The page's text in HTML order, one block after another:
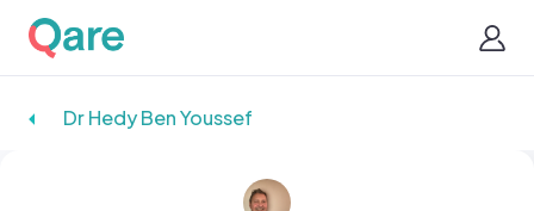
Dr Hedy Ben Youssef